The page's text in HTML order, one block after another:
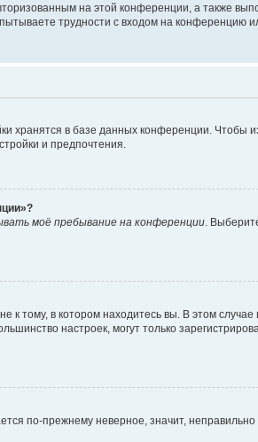
на этой конференции, а также
трудности с входом на конференцию
хранятся в базе данных конференции. Чтобы
и предпочтения.
моё пребывание на конференции .
тому, в котором находитесь вы. В этом
настроек, могут только
по-прежнему неверное, значит,